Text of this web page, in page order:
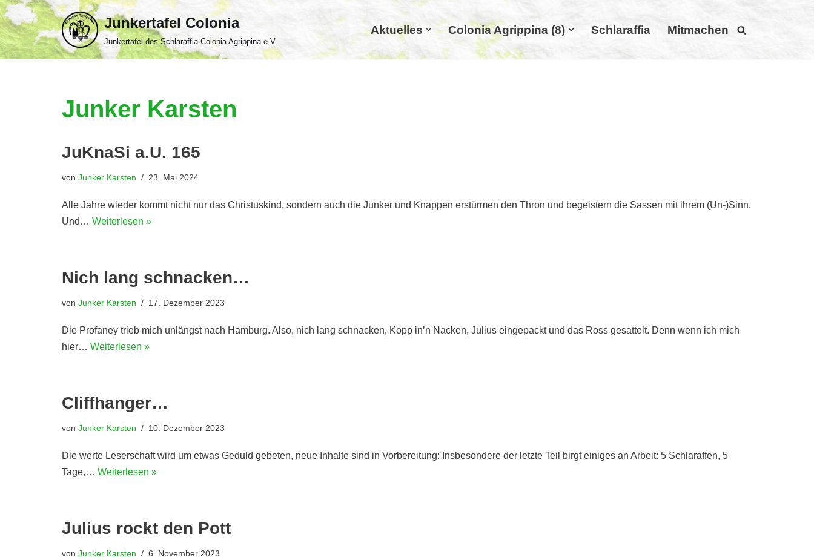
Zum
Inhalt
Junkertafel Colonia
Junkertafel des Schlaraffia Colonia Agrippina e.V.
Aktuelles Colonia Agrippina (8) Schlaraffia Mitmachen
Junker Karsten
JuKnaSi a.U. 165
von Junker Karsten 23. Mai 2024
Alle Jahre wieder kommt nicht nur das Christuskind, sondern auch die Junker und Knappen erstürmen den Thron und begeistern die Sassen mit ihrem (Un-)Sinn.
Und… Weiterlesen »
Nich lang schnacken…
von Junker Karsten 17. Dezember 2023
Die Profaney trieb mich unlängst nach Hamburg. Also, nich lang schnacken, Kopp in’n Nacken, Julius eingepackt und das Ross gesattelt. Denn wenn ich mich
hier… Weiterlesen »
Cliffhanger…
von Junker Karsten 10. Dezember 2023
Die werte Leserschaft wird um etwas Geduld gebeten, neue Inhalte sind in Vorbereitung: Insbesondere der letzte Teil birgt einiges an Arbeit: 5 Schlaraffen, 5
Tage,… Weiterlesen »
Julius rockt den Pott
von Junker Karsten 6. November 2023